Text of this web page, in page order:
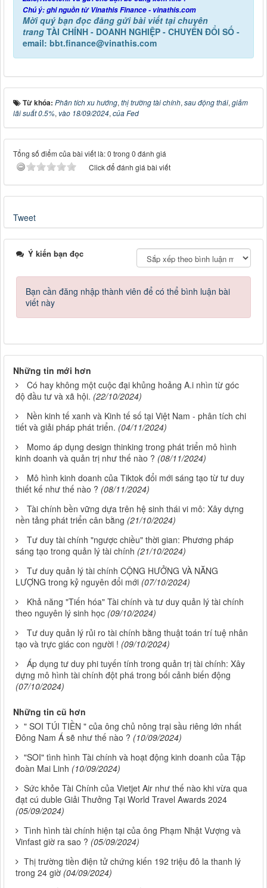
Chú ý: ghi nguồn từ Vinathis Finance - vinathis.com
Mời quý bạn đọc đăng gửi bài viết tại chuyên
trang TÀI CHÍNH - DOANH NGHIỆP - CHUYỂN ĐỔI SỐ -
email: bbt.finance@vinathis.com
Từ khóa: Phân tích xu hướng, thị trường tài chính, sau động thái, giảm
lãi suất 0.5%, vào 18/09/2024, của Fed
Tổng số điểm của bài viết là: 0 trong 0 đánh giá
Click để đánh giá bài viết
Tweet
Ý kiến bạn đọc
Bạn cần đăng nhập thành viên để có thể bình luận bài
viết này
Những tin mới hơn
Có hay không một cuộc đại khủng hoảng A.i nhìn từ góc
độ đầu tư và xã hội. (22/10/2024)
Nền kinh tế xanh và Kinh tế số tại Việt Nam - phân tích chi
tiết và giải pháp phát triển. (04/11/2024)
Momo áp dụng design thinking trong phát triển mô hình
kinh doanh và quản trị như thế nào ? (08/11/2024)
Mô hình kinh doanh của Tiktok đổi mới sáng tạo từ tư duy
thiết kế như thế nào ? (08/11/2024)
Tài chính bền vững dựa trên hệ sinh thái vi mô: Xây dựng
nền tảng phát triển cân bằng (21/10/2024)
Tư duy tài chính "ngược chiều" thời gian: Phương pháp
sáng tạo trong quản lý tài chính (21/10/2024)
Tư duy quản lý tài chính CỘNG HƯỞNG VÀ NĂNG
LƯỢNG trong kỷ nguyên đổi mới (07/10/2024)
Khả năng "Tiến hóa" Tài chính và tư duy quản lý tài chính
theo nguyên lý sinh học (09/10/2024)
Tư duy quản lý rủi ro tài chính bằng thuật toán trí tuệ nhân
tạo và trực giác con người ! (09/10/2024)
Áp dụng tư duy phi tuyến tính trong quản trị tài chính: Xây
dựng mô hình tài chính đột phá trong bối cảnh biến động
(07/10/2024)
Những tin cũ hơn
" SOI TÚI TIỀN " của ông chủ nông trại sầu riêng lớn nhất
Đông Nam Á sẽ như thế nào ? (10/09/2024)
"SOI" tình hình Tài chính và hoạt động kinh doanh của Tập
đoàn Mai Linh (10/09/2024)
Sức khỏe Tài Chính của Vietjet Air như thế nào khi vừa qua
đạt cú duble Giải Thưởng Tại World Travel Awards 2024
(05/09/2024)
Tình hình tài chính hiện tại của ông Phạm Nhật Vượng và
Vinfast giờ ra sao ? (05/09/2024)
Thị trường tiền điện tử chứng kiến ​​192 triệu đô la thanh lý
trong 24 giờ (04/09/2024)